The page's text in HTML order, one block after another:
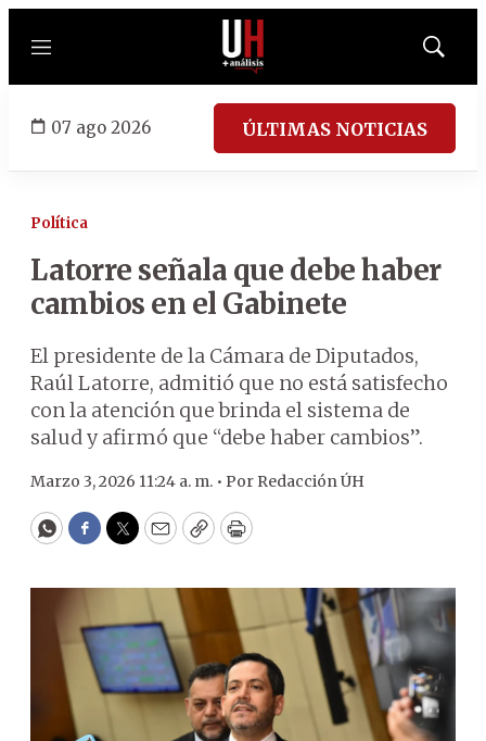
Menú
Mostrar
07 ago 2026 ÚLTIMAS NOTICIAS
Política
Latorre señala que debe haber
cambios en el Gabinete
El presidente de la Cámara de Diputados,
Raúl Latorre, admitió que no está satisfecho
con la atención que brinda el sistema de
salud y afirmó que “debe haber cambios”.
Marzo 3, 2026 11:24 a. m. • Por Redacción ÚH
WhatsApp
Facebook
Twitter
EmailCopyPrint